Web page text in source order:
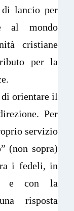
lancio per
al mondo
cristiane
per la
orientare il
Per
servizio
(non sopra)
i fedeli, in
e con la
risposta